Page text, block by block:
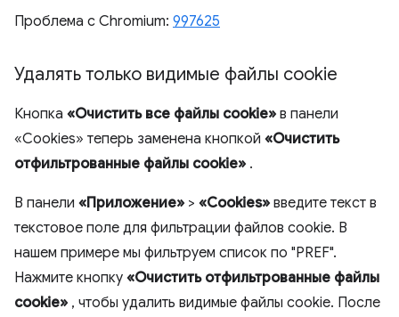
Проблема с Chromium: 997625
Удалять только видимые файлы cookie
Кнопка «Очистить все файлы cookie» в панели
«Cookies» теперь заменена кнопкой «Очистить
отфильтрованные файлы cookie» .
В панели «Приложение» > «Cookies» введите текст в
текстовое поле для фильтрации файлов cookie. В
нашем примере мы фильтруем список по "PREF".
Нажмите кнопку «Очистить отфильтрованные файлы
cookie» , чтобы удалить видимые файлы cookie. После